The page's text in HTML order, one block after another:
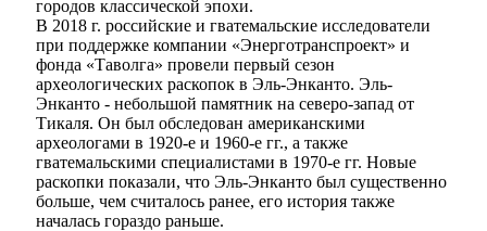
городов классической эпохи.
В 2018 г. российские и гватемальские исследователи
при поддержке компании «Энерготранспроект» и
фонда «Таволга» провели первый сезон
археологических раскопок в Эль-Энканто. Эль-
Энканто - небольшой памятник на северо-запад от
Тикаля. Он был обследован американскими
археологами в 1920-е и 1960-е гг., а также
гватемальскими специалистами в 1970-е гг. Новые
раскопки показали, что Эль-Энканто был существенно
больше, чем считалось ранее, его история также
началась гораздо раньше.